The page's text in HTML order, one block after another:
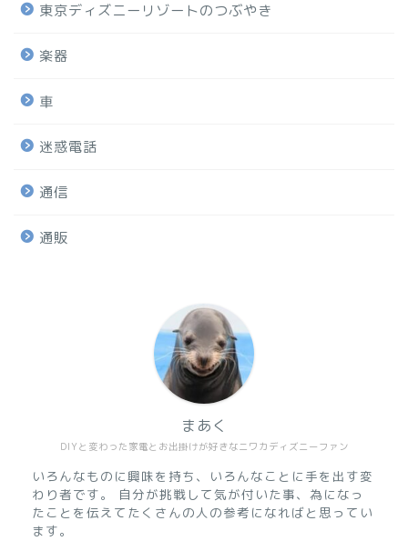
東京ディズニーリゾートのつぶやき
楽器
車
迷惑電話
通信
通販
DIYと変わった家電とお出掛けが好きなニワカディズニーファン
まあく
いろんなものに興味を持ち、いろんなことに手を出す変
わり者です。 自分が挑戦して気が付いた事、為になっ
たことを伝えてたくさんの人の参考になればと思ってい
ます。